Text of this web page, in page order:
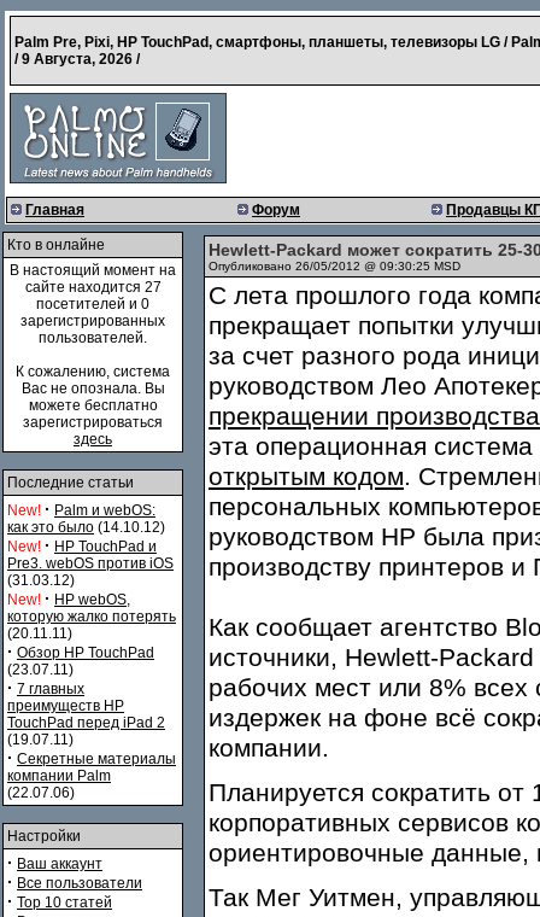
Palm Pre, Pixi, HP TouchPad, смартфоны, планшеты, телевизоры LG /
/9 Августа, 2026 /
Главная Форум Продавцы
Кто в онлайне
В настоящий момент на
сайте находится 27
посетителей и 0
зарегистрированных
пользователей.
К сожалению, система
Вас не опознала. Вы
можете бесплатно
зарегистрироваться
здесь
Последние статьи
New! · Palm и webOS:
как это было (14.10.12)
New! · HP TouchPad и
Pre3. webOS против iOS
(31.03.12)
New! · HP webOS,
которую жалко потерять
(20.11.11)
· Обзор HP TouchPad
(23.07.11)
· 7 главных
преимуществ HP
TouchPad перед iPad 2
(19.07.11)
· Секретные материалы
компании Palm
(22.07.06)
Настройки
· Ваш аккаунт
· Все пользователи
· Top 10 статей
Hewlett-Packard может сократить 25-
Опубликовано 26/05/2012 @ 09:30:25 MSD
С лета прошлого года
прекращает попытки
за счет разного рода
руководством Лео
прекращении производства
эта операционная
открытым кодом.
персональных
руководством HP была
производству принтеров
Как сообщает агентство
источники, Hewlett-
рабочих мест или 8% всех
издержек на фоне всё
компании.
Планируется сократить
корпоративных сервисов
ориентировочные данные,
Так Мег Уитмен,